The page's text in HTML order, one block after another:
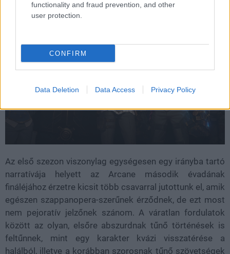
functionality and fraud prevention, and other
user protection.
CONFIRM
Data Deletion Data Access Privacy Policy
mintsem a központi kérdése.
Az első szezon viszonylag egységesen egy irányba tartó
narratívája helyett az Arcane második évadának
fináléjához érzetre kicsit több csavarral jutottunk el, amik
egészen szappanopera-szerűnek érződnek, de ezt most
nem pejoratív jelzőnek szánom. A váratlan fordulatok
között az olyan, elsőre abszurdnak tűnő történések is
feltűnnek, mint egy karakter kvázi visszatérése a
halálból, illetve a korábban szorosnak tűnő szövetségek